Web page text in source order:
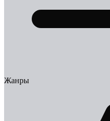
Жанры